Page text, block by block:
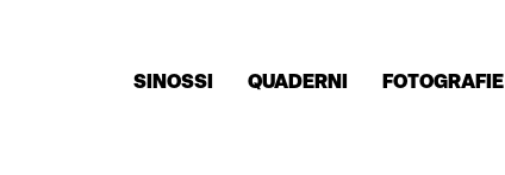
SINOSSI QUADERNI FOTOGRAFIE